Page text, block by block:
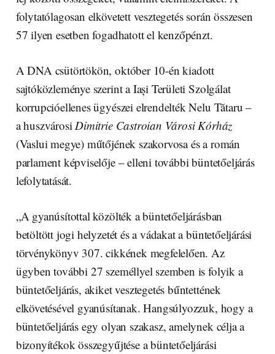
folytatólagosan elkövetett vesztegetés során összesen
57 ilyen esetben fogadhatott el kenzőpénzt.
A DNA csütörtökön, október 10-én kiadott
sajtóközleménye szerint a Iași Területi Szolgálat
korrupcióellenes ügyészei elrendelték Nelu Tătaru –
a huszvárosi Dimitrie Castroian Városi Kórház
(Vaslui megye) műtőjének szakorvosa és a román
parlament képviselője – elleni további büntetőeljárás
lefolytatását.
„A gyanúsítottal közölték a büntetőeljárásban
betöltött jogi helyzetét és a vádakat a büntetőeljárási
törvénykönyv 307. cikkének megfelelően. Az
ügyben további 27 személlyel szemben is folyik a
büntetőeljárás, akiket vesztegetés bűntettének
elkövetésével gyanúsítanak. Hangsúlyozzuk, hogy a
büntetőeljárás egy olyan szakasz, amelynek célja a
bizonyítékok összegyűjtése a büntetőeljárási